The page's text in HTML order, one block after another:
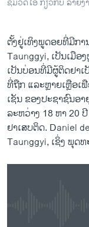
ສຽງ
ລາຍການກະຈາຍສຽ
ຕິດຕາມພວກເຮົາ ທີ່
ພາສາຕ່າງໆ
0:00
ຕັ້ງ​ຢູ່ເທິງ​ພູ​ດອຍ​ທີ່​ມີ​ກ
Taunggyi, ​ເປັນ​ເມືອ
ເປັນ​ບ່ອນ​ທີ່ມີຜູ້​ຕິດ​ຢາ​
ທີ່​ຖືກ ​ແລະຫຼາຍ​ເຫຼືອ​ເ
ເຊັນ​ ຂອງ​ປະຊາຊົນ​ອາ
ລະຫວ່າງ 18 ຫາ 20
ຢາເສບຕິດ. Daniel
Taunggyi, ເຊິ່ງ ພຸດ
byສຽງອາເມຣິກາ ວີ
No